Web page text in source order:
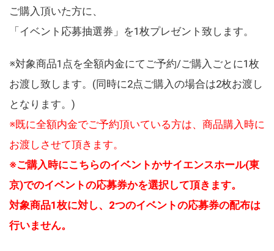
ご購入頂いた方に、
「イベント応募抽選券」を1枚プレゼント致します。
※対象商品1点を全額内金にてご予約/ご購入ごとに1枚
お渡し致します。(同時に2点ご購入の場合は2枚お渡し
となります。)
※既に全額内金でご予約頂いている方は、商品購入時に
お渡しさせて頂きます。
※ご購入時にこちらのイベントかサイエンスホール(東
京)でのイベントの応募券かを選択して頂きます。
対象商品1枚に対し、2つのイベントの応募券の配布は
行いません。